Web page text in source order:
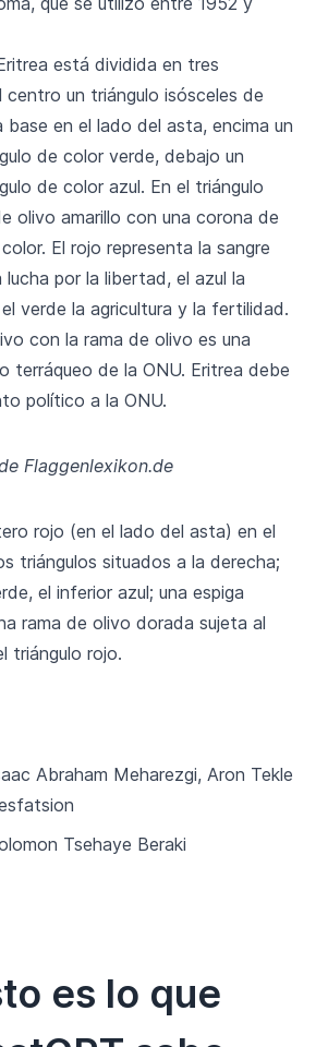
está dividida en tres
centro un triángulo isósceles de
en el lado del asta, encima un
de color verde, debajo un
de color azul. En el triángulo
olivo amarillo con una corona de
El rojo representa la sangre
lucha por la libertad, el azul la
verde la agricultura y la fertilidad.
con la rama de olivo es una
terráqueo de la ONU. Eritrea debe
político a la ONU.
Flaggenlexikon.de
rojo (en el lado del asta) en el
triángulos situados a la derecha;
el inferior azul; una espiga
rama de olivo dorada sujeta al
triángulo rojo.
Abraham Meharezgi, Aron Tekle
Tsehaye Beraki
es lo que